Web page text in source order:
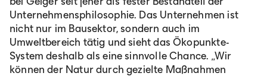
Unternehmensphilosophie. Das Unternehmen ist
nicht nur im Bausektor, sondern auch im
Umweltbereich tätig und sieht das Ökopunkte-
System deshalb als eine sinnvolle Chance. „Wir
können der Natur durch gezielte Maßnahmen